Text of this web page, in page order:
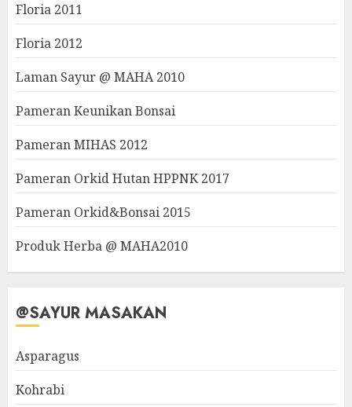
Floria 2011
Floria 2012
Laman Sayur @ MAHA 2010
Pameran Keunikan Bonsai
Pameran MIHAS 2012
Pameran Orkid Hutan HPPNK 2017
Pameran Orkid&Bonsai 2015
Produk Herba @ MAHA2010
@SAYUR MASAKAN
Asparagus
Kohrabi